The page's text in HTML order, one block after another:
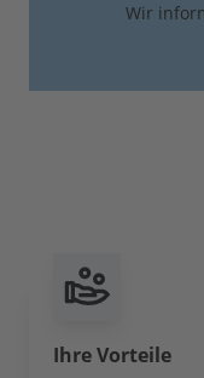
Wir
Ihre Vorteile